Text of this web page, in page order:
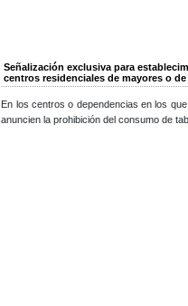
Señalización exclusiva para
centros residenciales de mayores o
En los centros o dependencias en los
anuncien la prohibición del consumo de